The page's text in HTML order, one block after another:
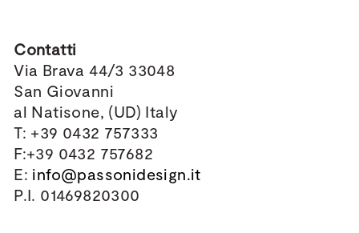
Contatti
Via Brava 44/3 33048
San Giovanni
al Natisone, (UD) Italy
T: +39 0432 757333
F:+39 0432 757682
E: info@passonidesign.it
P.I. 01469820300